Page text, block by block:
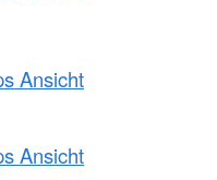
Ansicht
Ansicht